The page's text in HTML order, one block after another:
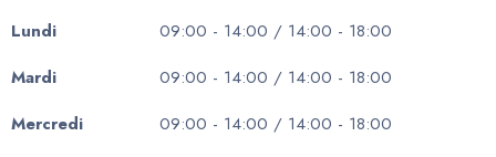
Lundi
09:00 - 14:00 / 14:00 - 18:00
Mardi
09:00 - 14:00 / 14:00 - 18:00
Mercredi
09:00 - 14:00 / 14:00 - 18:00